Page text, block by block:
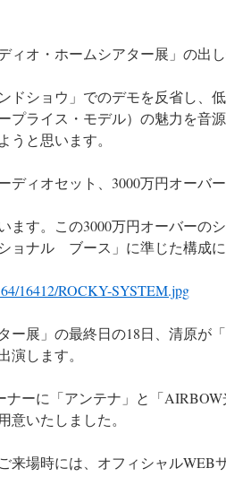
ィオ・ホームシアター展」の出
ドショウ」でのデモを反省し、
プライス・モデル）の魅力を音
と思います。
ディオセット、3000万円オーバ
ます。この3000万円オーバーの
ョナル ブース」に準じた構成に
16412/ROCKY-SYSTEM.jpg
展」の最終日の18日、清原が「
演します。
ーに「アンテナ」と「AIRBOW
意いたしました。
来場時には、オフィシャルWEB